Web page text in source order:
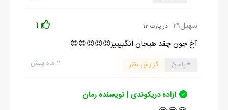
سهیل۲۹ در پارت 12 1
آخ جون چقد هیجان انگییییز😍😍😍😍😍
۱۱ ماه پیش پاسخ گزارش نظر
آزاده دریکوندی | نویسنده رمان